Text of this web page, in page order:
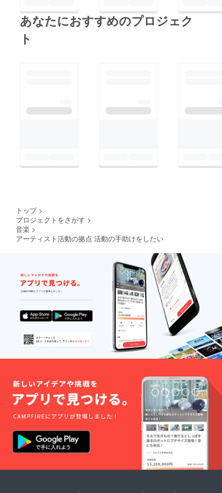
あなたにおすすめのプロジェク
ト
トップ >
プロジェクトをさがす >
音楽 >
アーティスト活動の拠点 活動の手助けをしたい